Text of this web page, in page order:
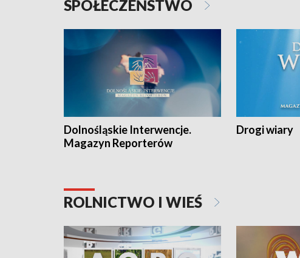
SPOŁECZEŃSTWO
Dolnośląskie Interwencje.
Magazyn Reporterów
Drogi wiary
ROLNICTWO I WIEŚ